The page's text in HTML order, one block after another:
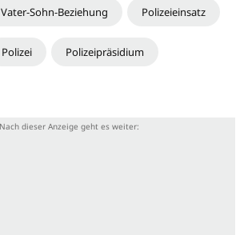
Vater-Sohn-Beziehung Polizeieinsatz
Polizei Polizeipräsidium